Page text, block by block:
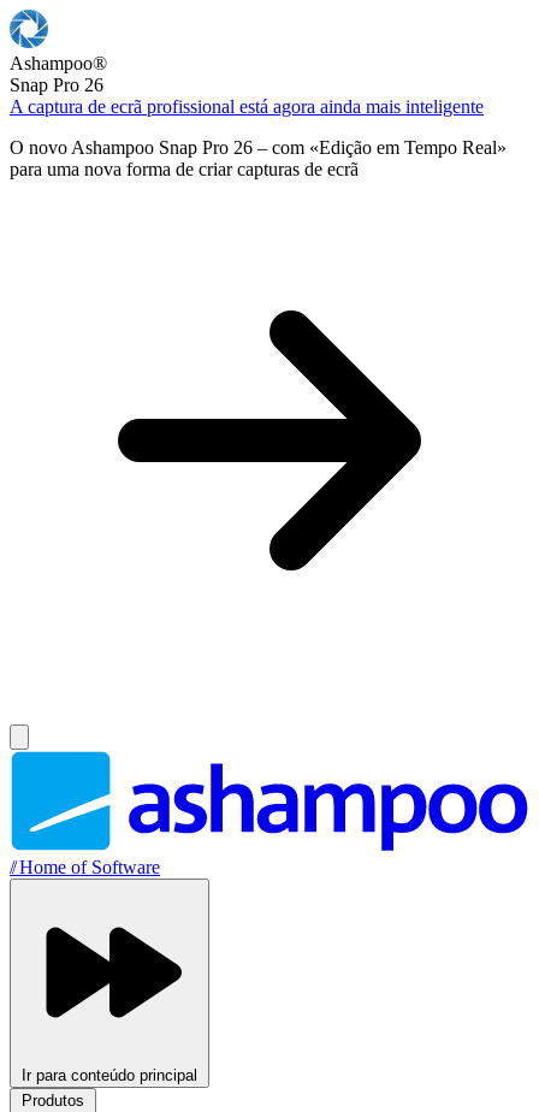
Ashampoo®
Snap Pro 26
A captura de ecrã profissional está agora ainda mais inteligente
O novo Ashampoo Snap Pro 26 – com «Edição em Tempo Real»
para uma nova forma de criar capturas de ecrã
//Home of Software
Ir para conteúdo principal
Produtos